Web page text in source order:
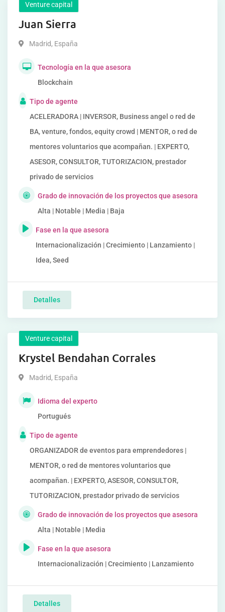
Venture capital
Juan Sierra
Madrid, España
Tecnología en la que asesora
Blockchain
Tipo de agente
ACELERADORA | INVERSOR, Business angel o red de
BA, venture, fondos, equity crowd | MENTOR, o red de
mentores voluntarios que acompañan. | EXPERTO,
ASESOR, CONSULTOR, TUTORIZACION, prestador
privado de servicios
Grado de innovación de los proyectos que asesora
Alta | Notable | Media | Baja
Fase en la que asesora
Internacionalización | Crecimiento | Lanzamiento |
Idea, Seed
Detalles
Venture capital
Krystel Bendahan Corrales
Madrid, España
Idioma del experto
Portugués
Tipo de agente
ORGANIZADOR de eventos para emprendedores |
MENTOR, o red de mentores voluntarios que
acompañan. | EXPERTO, ASESOR, CONSULTOR,
TUTORIZACION, prestador privado de servicios
Grado de innovación de los proyectos que asesora
Alta | Notable | Media
Fase en la que asesora
Internacionalización | Crecimiento | Lanzamiento
Detalles